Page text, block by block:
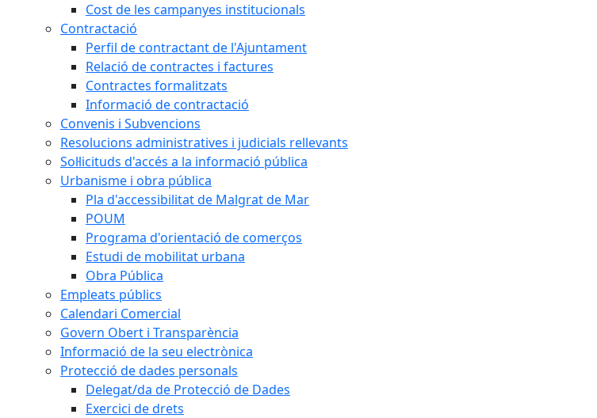
Cost de les campanyes institucionals
Contractació
Perfil de contractant de l'Ajuntament
Relació de contractes i factures
Contractes formalitzats
Informació de contractació
Convenis i Subvencions
Resolucions administratives i judicials rellevants
Sol·licituds d'accés a la informació pública
Urbanisme i obra pública
Pla d'accessibilitat de Malgrat de Mar
POUM
Programa d'orientació de comerços
Estudi de mobilitat urbana
Obra Pública
Empleats públics
Calendari Comercial
Govern Obert i Transparència
Informació de la seu electrònica
Protecció de dades personals
Delegat/da de Protecció de Dades
Exercici de drets